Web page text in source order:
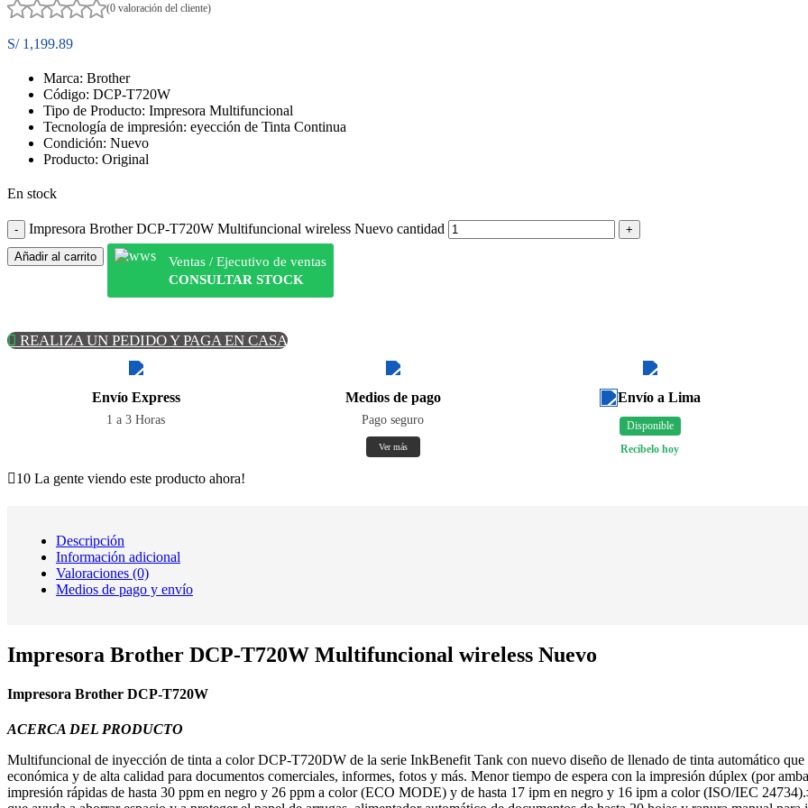
(0 valoración del cliente)
S/1,199.89
Marca: Brother
Código: DCP-T720W
Tipo de Producto: Impresora Multifuncional
Tecnología de impresión: eyección de Tinta Continua
Condición: Nuevo
Producto: Original
En stock
Impresora Brother DCP-T720W Multifuncional wireless Nuevo cantidad
Añadir al carrito
Ventas / Ejecutivo de ventas
CONSULTAR STOCK
REALIZA UN PEDIDO Y PAGA EN CASA
Envío Express
1 a 3 Horas
Medios de pago
Pago seguro
Ver más
Envío a Lima
Disponible
Recíbelo hoy
10 La gente viendo este producto ahora!
Descripción
Información adicional
Valoraciones (0)
Medios de pago y envío
Impresora Brother DCP-T720W Multifuncional wireless Nuevo
Impresora Brother DCP-T720W
ACERCA DEL PRODUCTO
Multifuncional de inyección de tinta a color DCP-T720DW de la serie InkBenefit Tank con nuevo diseño de llenado de tinta automático que
económica y de alta calidad para documentos comerciales, informes, fotos y más. Menor tiempo de espera con la impresión dúplex (por
impresión rápidas de hasta 30 ppm en negro y 26 ppm a color (ECO MODE) y de hasta 17 ipm en negro y 16 ipm a color (ISO/IEC